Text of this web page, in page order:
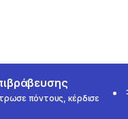
πόντους, κέρδισε